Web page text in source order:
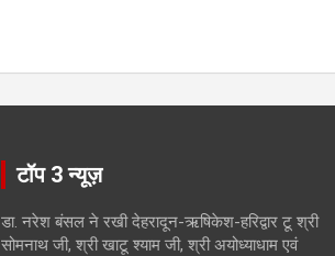
टॉप 3 न्यूज़
डा. नरेश बंसल ने रखी देहरादून-ऋषिकेश-हरिद्वार टू श्री
सोमनाथ जी, श्री खाटू श्याम जी, श्री अयोध्याधाम एवं